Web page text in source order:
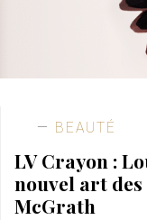
BEAUTÉ
LV Crayon :
nouvel art des
McGrath